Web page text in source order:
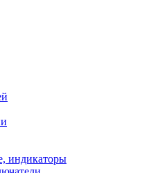
индикаторы